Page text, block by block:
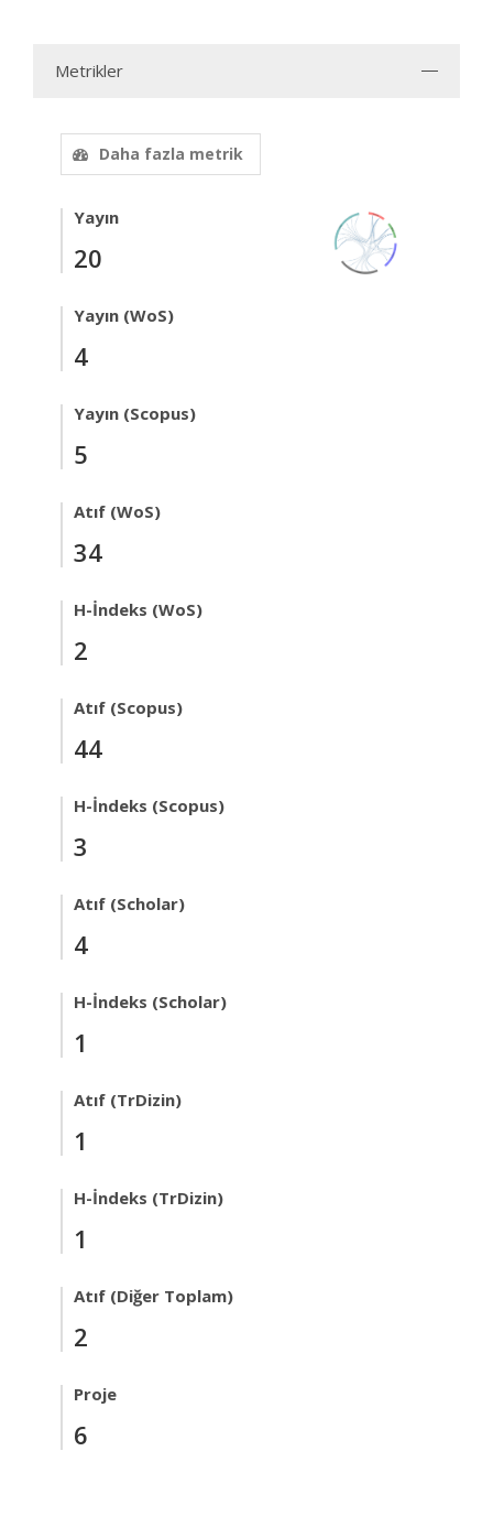
Metrikler
Daha fazla metrik
Yayın
20
Yayın (WoS)
4
Yayın (Scopus)
5
Atıf (WoS)
34
H-İndeks (WoS)
2
Atıf (Scopus)
44
H-İndeks (Scopus)
3
Atıf (Scholar)
4
H-İndeks (Scholar)
1
Atıf (TrDizin)
1
H-İndeks (TrDizin)
1
Atıf (Diğer Toplam)
2
Proje
6